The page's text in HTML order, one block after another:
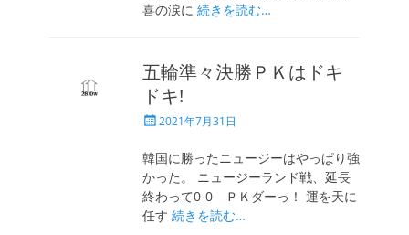
喜の涙に 続きを読む…
五輪準々決勝ＰＫはドキ
ドキ!
投
日
2021年7月31日
韓国に勝ったニュージーはやっぱり強
かった。 ニュージーランド戦、延長
終わって0-0 ＰＫダーっ！ 運を天に
任す 続きを読む…